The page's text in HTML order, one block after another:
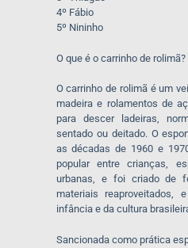
4º Fábio
5º Nininho
O que é o carrinho de rolimã?
O carrinho de rolimã é um
madeira e rolamentos de
para descer ladeiras,
sentado ou deitado. O
as décadas de 1960 e
popular entre crianças,
urbanas, e foi criado de
materiais reaproveitados,
infância e da cultura
Sancionada como prática